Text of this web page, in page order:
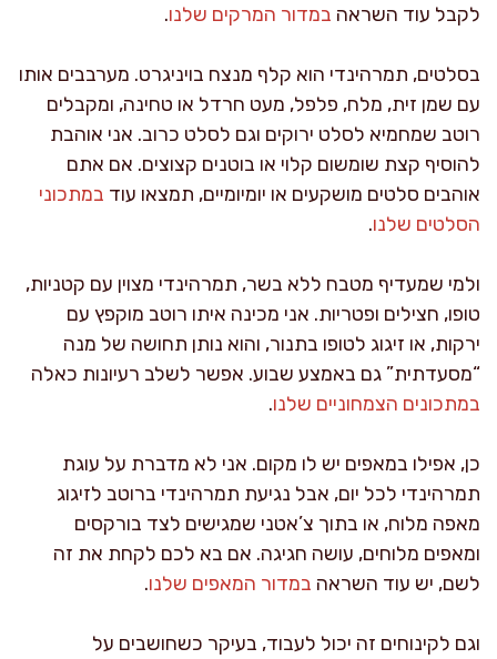
לקבל עוד השראה במדור המרקים שלנו.
בסלטים, תמרהינדי הוא קלף מנצח בויניגרט. מערבבים אותו
עם שמן זית, מלח, פלפל, מעט חרדל או טחינה, ומקבלים
רוטב שמחמיא לסלט ירוקים וגם לסלט כרוב. אני אוהבת
להוסיף קצת שומשום קלוי או בוטנים קצוצים. אם אתם
אוהבים סלטים מושקעים או יומיומיים, תמצאו עוד במתכוני
הסלטים שלנו.
ולמי שמעדיף מטבח ללא בשר, תמרהינדי מצוין עם קטניות,
טופו, חצילים ופטריות. אני מכינה איתו רוטב מוקפץ עם
ירקות, או זיגוג לטופו בתנור, והוא נותן תחושה של מנה
“מסעדתית” גם באמצע שבוע. אפשר לשלב רעיונות כאלה
במתכונים הצמחוניים שלנו.
כן, אפילו במאפים יש לו מקום. אני לא מדברת על עוגת
תמרהינדי לכל יום, אבל נגיעת תמרהינדי ברוטב לזיגוג
מאפה מלוח, או בתוך צ’אטני שמגישים לצד בורקסים
ומאפים מלוחים, עושה חגיגה. אם בא לכם לקחת את זה
לשם, יש עוד השראה במדור המאפים שלנו.
וגם לקינוחים זה יכול לעבוד, בעיקר כשחושבים על